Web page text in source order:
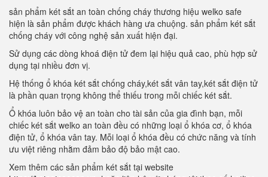
sản phẩm két sắt an toàn chống cháy thương hiệu welko safe
hiện là sản phẩm được khách hàng ưa chuộng. sản phẩm két sắt
chống cháy với công nghệ sản xuất hiện đại.
Sử dụng các dòng khoá điện tử đem lại hiệu quả cao, phù hợp sử
dụng tại nhiều đơn vị.
Hệ thống ổ khóa két sắt chống cháy,két sắt vân tay,két sắt điện tử
là phần quan trọng không thể thiếu trong mỗi chiếc két sắt.
Ổ khóa luôn bảo vệ an toàn cho tài sản của gia đình bạn, mỗi
chiếc két sắt welko an toàn đều có những loại ổ khóa cơ, ổ khóa
điện tử, ổ khóa vân tay. Mỗi loại ổ khóa đều có chức năng và tính
ưu việt riêng nhằm đảm bảo độ bảo mật cao.
Xem thêm các sản phẩm két sắt tại website